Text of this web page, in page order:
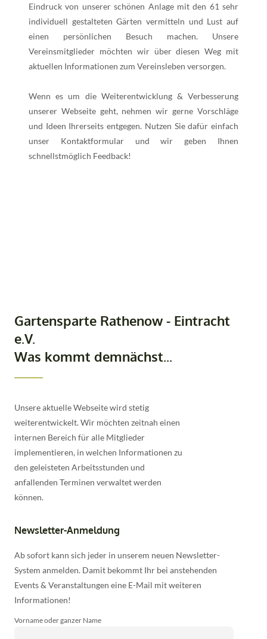
Eindruck von unserer schönen Anlage mit den 61 sehr
individuell gestalteten Gärten vermitteln und Lust auf
einen persönlichen Besuch machen. Unsere
Vereinsmitglieder möchten wir über diesen Weg mit
aktuellen Informationen zum Vereinsleben versorgen.
Wenn es um die Weiterentwicklung & Verbesserung
unserer Webseite geht, nehmen wir gerne Vorschläge
und Ideen Ihrerseits entgegen. Nutzen Sie dafür einfach
unser Kontaktformular und wir geben Ihnen
schnellstmöglich Feedback!
Gartensparte Rathenow - Eintracht
e.V.
Was kommt demnächst...
Unsere aktuelle Webseite wird stetig
weiterentwickelt. Wir möchten zeitnah einen
internen Bereich für alle Mitglieder
implementieren, in welchen Informationen zu
den geleisteten Arbeitsstunden und
anfallenden Terminen verwaltet werden
können.
Newsletter-Anmeldung
Ab sofort kann sich jeder in unserem neuen Newsletter-
System anmelden. Damit bekommt Ihr bei anstehenden
Events & Veranstaltungen eine E-Mail mit weiteren
Informationen!
Vorname oder ganzer Name